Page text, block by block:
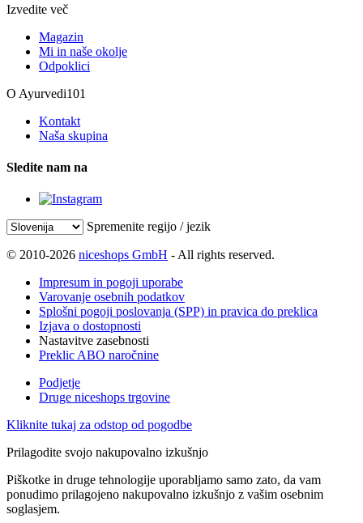
Izvedite več
Magazin
Mi in naše okolje
Odpoklici
O Ayurvedi101
Kontakt
Naša skupina
Sledite nam na
Spremenite regijo / jezik
© 2010-2026 niceshops GmbH - All rights reserved.
Impresum in pogoji uporabe
Varovanje osebnih podatkov
Splošni pogoji poslovanja (SPP) in pravica do preklica
Izjava o dostopnosti
Nastavitve zasebnosti
Preklic ABO naročnine
Podjetje
Druge niceshops trgovine
Kliknite tukaj za odstop od pogodbe
Prilagodite svojo nakupovalno izkušnjo
Piškotke in druge tehnologije uporabljamo samo zato, da vam
ponudimo prilagojeno nakupovalno izkušnjo z vašim osebnim
soglasjem.